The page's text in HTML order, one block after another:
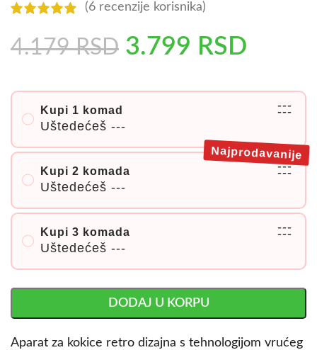
(6 recenzije korisnika)
4.179RSD 3.799 RSD
Kupi 1 komad
Uštedećeš ---
---
---
Kupi 2 komada
Uštedećeš ---
---
---
Najprodavanije
Kupi 3 komada
Uštedećeš ---
---
---
DODAJ U KORPU
Aparat za kokice retro dizajna s tehnologijom vrućeg